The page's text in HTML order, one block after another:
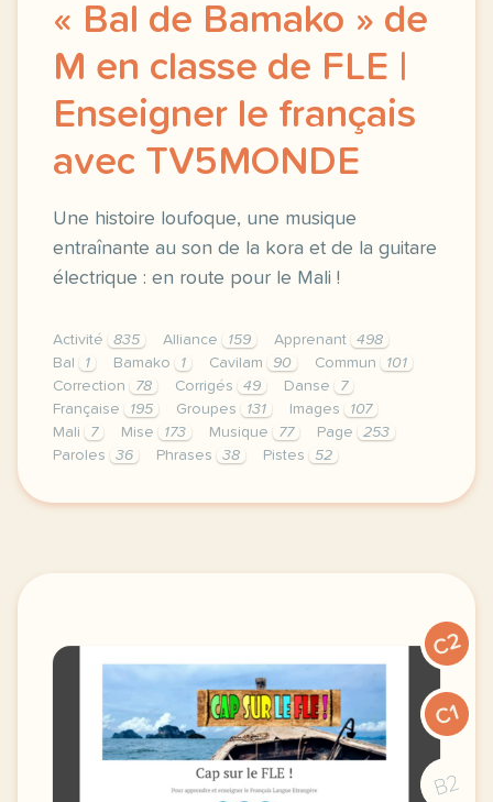
« Bal de Bamako » de
M en classe de FLE |
Enseigner le français
avec TV5MONDE
Une histoire loufoque, une musique
entraînante au son de la kora et de la guitare
électrique : en route pour le Mali !
Activité 835 Alliance 159 Apprenant
498
Bal
1 Bamako 1 Cavilam 90 Commun
101
Correction
78 Corrigés 49 Danse
7
Française
195 Groupes 131 Images
107
Mali
7 Mise 173 Musique 77 Page
253
Paroles
36 Phrases 38 Pistes 52
le respect de votre vie privee est une priorite
C2
C1
B2